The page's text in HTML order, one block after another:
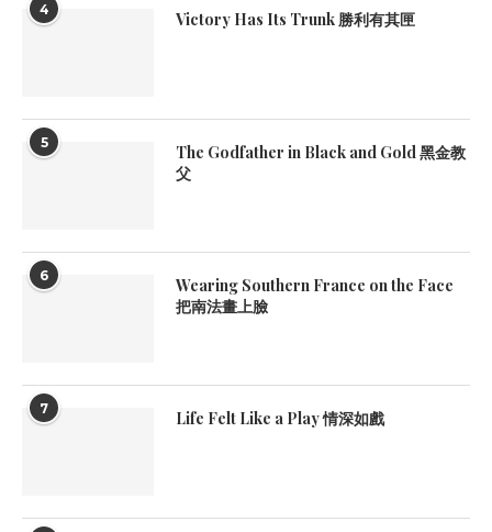
4 Victory Has Its Trunk 勝利有其匣
5
The Godfather in Black and Gold 黑金教
父
6
Wearing Southern France on the Face
把南法畫上臉
7 Life Felt Like a Play 情深如戲